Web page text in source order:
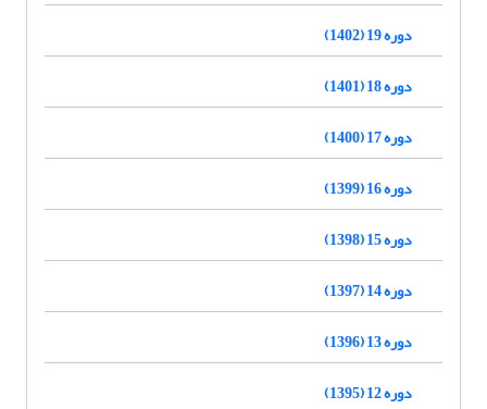
دوره 19 (1402)
دوره 18 (1401)
دوره 17 (1400)
دوره 16 (1399)
دوره 15 (1398)
دوره 14 (1397)
دوره 13 (1396)
دوره 12 (1395)